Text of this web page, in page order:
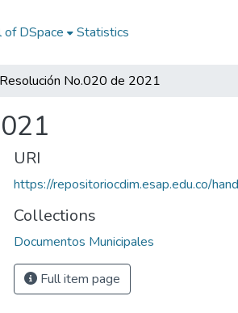
of DSpace Statistics
Resolución No.020 de 2021
URI
https://repositoriocdim.esap.edu.co/
Collections
Documentos Municipales
Full item page